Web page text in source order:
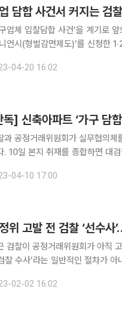
업체 입찰담합 사건’을 계기로
언시(형벌감면제도)’를 신청한
합 사건’은 공정거래위원회의 고
04-20 16:02
독] 신축아파트 ‘가구 담
과 공정거래위원회가 실무협의
에서 실무협의체를 열고
04-10 17:00
위 고발 전 검찰 ‘선수사
검찰이 공정거래위원회가 아직
찰 수사’라는 일반적인 절차가
다. 2일 법조계에 따르면 서울중앙
02-02 16:02